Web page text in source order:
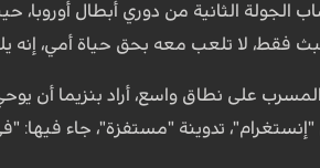
الجولة الثانية من دوري أبطال
فقط، لا تلعب معه بحق حياة أمي، إنه
المسرب على نطاق واسع، أراد بنزيما أن
"مستفزة"، جاء فيها: "في هذا الوقت، الكلاب تنبح والرقم 9